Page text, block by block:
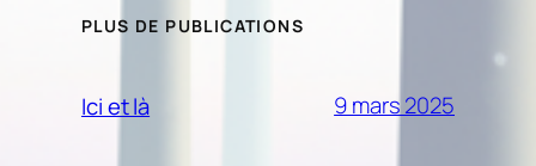
PLUS DE PUBLICATIONS
Ici et là 9 mars 2025